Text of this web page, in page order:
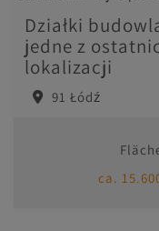
Działki
jedne z
lokalizacji
91 Łódź
ca.